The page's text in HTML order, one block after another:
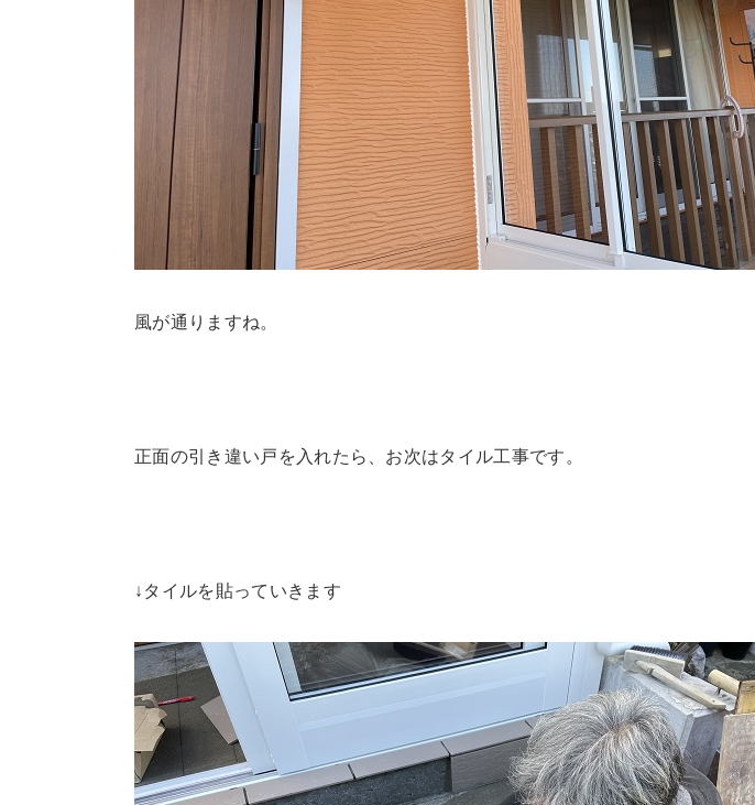
風が通りますね。
正面の引き違い戸を入れたら、お次はタイル工事です。
↓タイルを貼っていきます